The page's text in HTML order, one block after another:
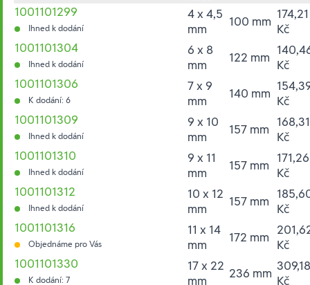
1001101299
Ihned k dodání
4 x 4,5
mm
100 mm 174,21
Kč
1001101304
Ihned k dodání
6 x 8
mm
122 mm Kč
1001101306
K dodání: 6
7 x 9
mm
140 mm Kč
1001101309
Ihned k dodání
9 x 10
mm
157 mm 168,31
Kč
1001101310
Ihned k dodání
9 x 11
mm
157 mm 171,26
Kč
1001101312
Ihned k dodání
10 x 12
mm
157 mm Kč
1001101316
Objednáme pro Vás
11 x 14
mm
172 mm Kč
1001101330
K dodání: 7
17 x 22
mm
236 mm 309,18
Kč